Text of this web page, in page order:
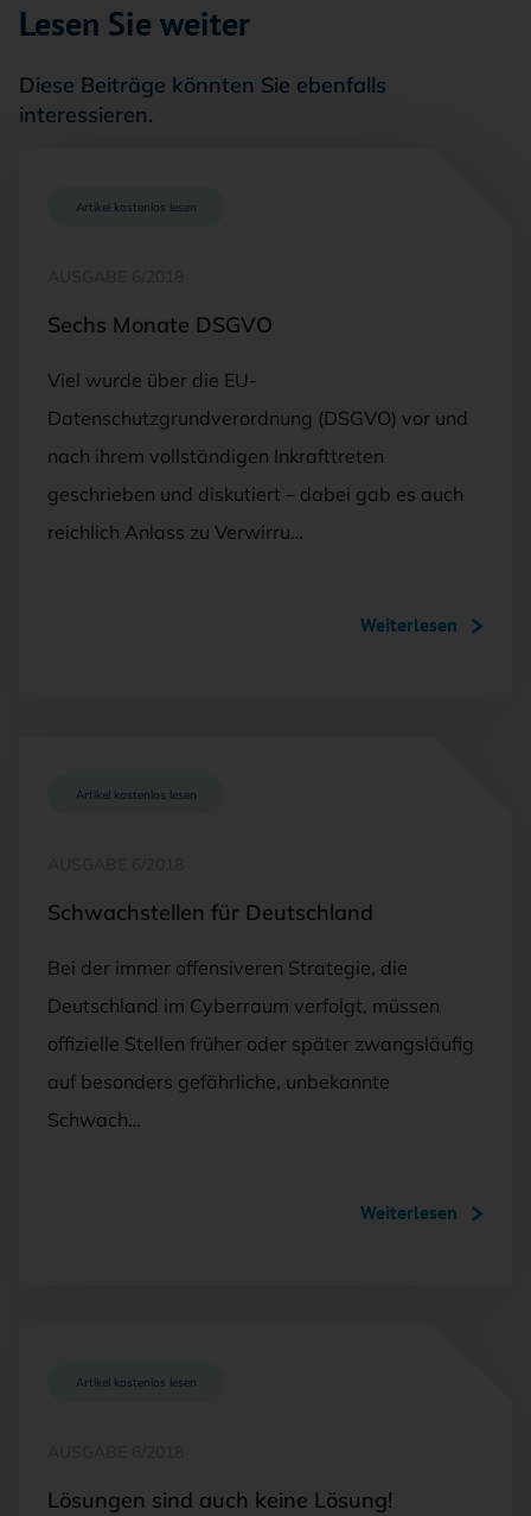
Lesen Sie weiter
Diese Beiträge könnten Sie ebenfalls
interessieren.
Artikel kostenlos lesen
Sechs Monate DSGVO
Viel wurde über die EU-
Datenschutzgrundverordnung (DSGVO) vor und
nach ihrem vollständigen Inkrafttreten
geschrieben und diskutiert – dabei gab es auch
reichlich Anlass zu Verwirru…
Weiterlesen
Artikel kostenlos lesen
Schwachstellen für Deutschland
Bei der immer offensiveren Strategie, die
Deutschland im Cyberraum verfolgt, müssen
offizielle Stellen früher oder später zwangsläufig
auf besonders gefährliche, unbekannte
Schwach…
Weiterlesen
Artikel kostenlos lesen
Lösungen sind auch keine Lösung!